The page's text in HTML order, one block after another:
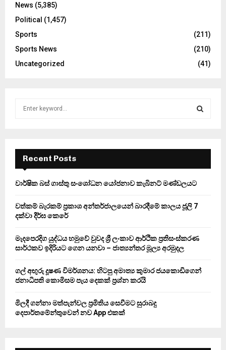
News (5,385)
Political (1,457)
Sports
(211)
Sports News
(210)
Uncategorized
(41)
f
r
E
A
Recent Posts
වාර්ෂික බස් ගාස්තු සංශෝධන යෝජනාව කැබිනට් මණ්ඩලයට
වත්කම් බැරකම් ප්‍රකාශ අන්තර්ජාලයෙන් බාරදීමේ කාලය ජූලි 7
දක්වා දීර්ඝ කෙරේ
මැදපෙරදිග යුද්ධය හමුවේ වුවද ශ්‍රී ලංකාව ආර්ථික ප්‍රතිසංස්කරණ
සාර්ථකව ඉදිරියට ගෙන යනවා – ජාත්‍යන්තර මූල්‍ය අරමුදල
ගල් අඟුරු දූෂණ විමර්ශනය: හිටපු අමාත්‍ය කුමාර ජයකොඩිගෙන්
ජනාධිපති කොමිසම පැය දෙකක් ප්‍රශ්න කරයි
මිලදී ගන්නා මත්පැන්වල ප්‍රමිතිය සෙවීමට සුරාබදු
දෙපාර්තමේන්තුවෙන් නව App එකක්